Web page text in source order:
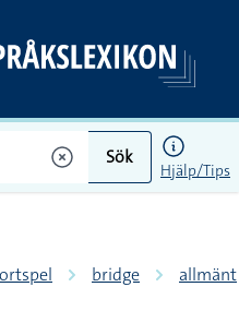
Sök
Hjälp/Tips
bridge allmänt